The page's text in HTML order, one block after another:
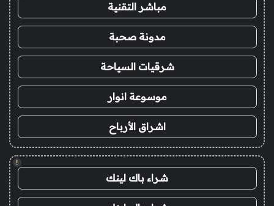
مباشر التقنية
مدونة صحبة
شرقيات السياحة
موسوعة انوار
اشراق الأرباح
!
شراء باك لينك